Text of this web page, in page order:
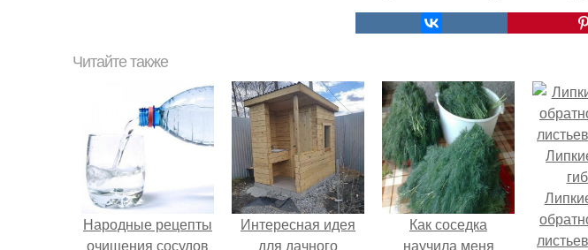
Читайте также
Народные рецепты
очищения сосудов
Интересная идея
для дачного
Как соседка
научила меня